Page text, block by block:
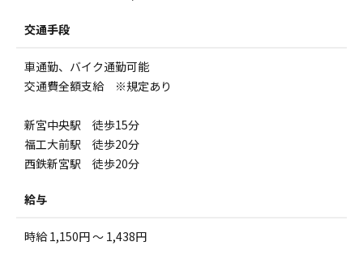
交通手段
車通勤、バイク通勤可能
交通費全額支給 ※規定あり
新宮中央駅 徒歩15分
福工大前駅 徒歩20分
西鉄新宮駅 徒歩20分
給与
時給 1,150円 ～ 1,438円